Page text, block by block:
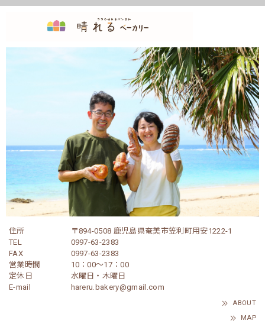
住所
〒894-0508 鹿児島県奄美市笠利町用安1222-1
TEL
0997-63-2383
FAX
0997-63-2383
営業時間
10：00～17：00
定休日
水曜日・木曜日
E-mail
hareru.bakery@gmail.com
ABOUT
MAP